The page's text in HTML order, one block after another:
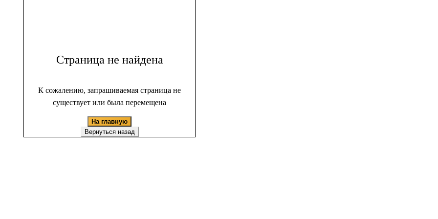
Страница не найдена
К сожалению, запрашиваемая страница не
существует или была перемещена
На главную
Вернуться назад